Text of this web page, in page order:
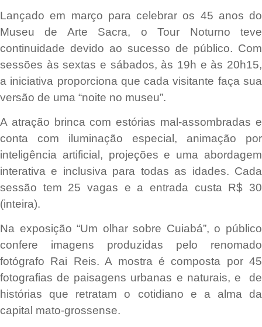
Lançado em março para celebrar os 45 anos do
Museu de Arte Sacra, o Tour Noturno teve
continuidade devido ao sucesso de público. Com
sessões às sextas e sábados, às 19h e às 20h15,
a iniciativa proporciona que cada visitante faça sua
versão de uma “noite no museu”.
A atração brinca com estórias mal-assombradas e
conta com iluminação especial, animação por
inteligência artificial, projeções e uma abordagem
interativa e inclusiva para todas as idades. Cada
sessão tem 25 vagas e a entrada custa R$ 30
(inteira).
Na exposição “Um olhar sobre Cuiabá”, o público
confere imagens produzidas pelo renomado
fotógrafo Rai Reis. A mostra é composta por 45
fotografias de paisagens urbanas e naturais, e de
histórias que retratam o cotidiano e a alma da
capital mato-grossense.